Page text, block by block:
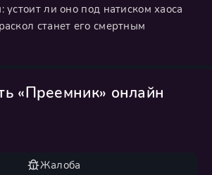
ли оно под натиском хаоса
станет его смертным
«Преемник» онлайн
Жалоба